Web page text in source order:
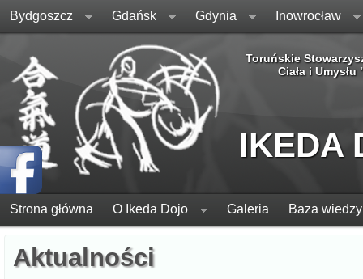
Bydgoszcz Gdańsk Gdynia Inowrocław
Toruńskie
Ciała i Umysłu
IKEDA
Strona główna O Ikeda Dojo Galeria Baza wiedzy
Aktualności